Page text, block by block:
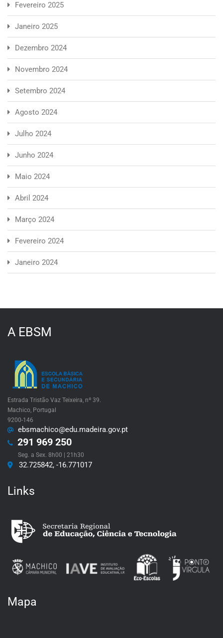
Fevereiro 2025
Janeiro 2025
Dezembro 2024
Novembro 2024
Setembro 2024
Agosto 2024
Julho 2024
Junho 2024
Maio 2024
Abril 2024
Março 2024
Fevereiro 2024
Janeiro 2024
A EBSM
Estrada Tristão Vaz Teixeira, nº 39.
Machico, Portugal
9200-146
ebsmachico@edu.madeira.gov.pt
291 969 250
Seg. a Sex. 8h00 | 21h30
32.725842, -16.771017
Links
Mapa